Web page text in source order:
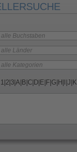
1 2 3 A B C D E F G H J K